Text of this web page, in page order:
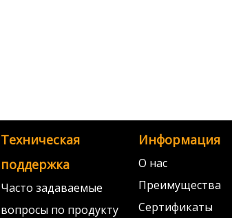
Техническая
поддержка
Часто задаваемые
вопросы по продукту
Информация
О нас
Преимущества
Сертификаты